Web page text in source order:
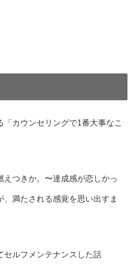
「カウンセリングで1番大事なこ
えつきか。〜達成感が恋しかっ
、満たされる感覚を思い出すま
セルフメンテナンスした話